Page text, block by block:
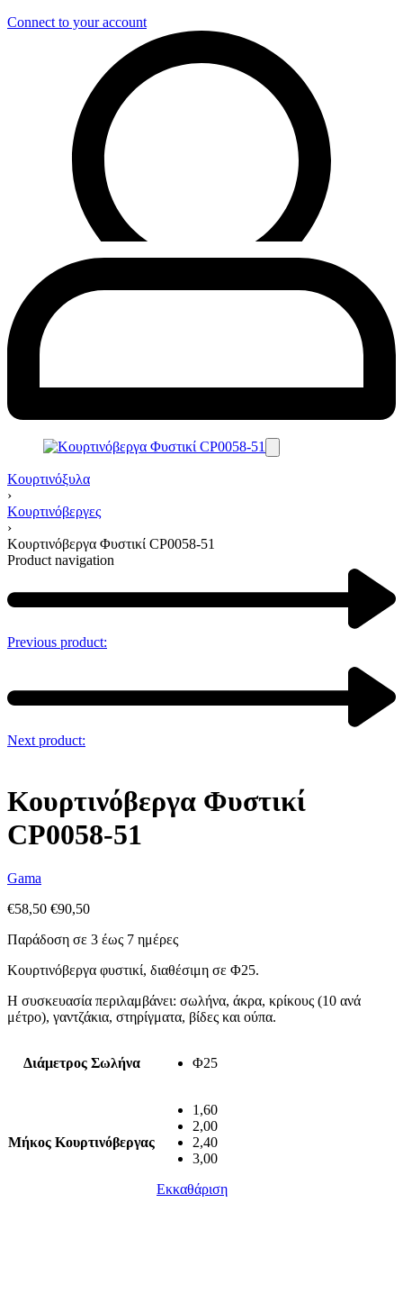
Connect to your account
Κουρτινόξυλα
›
Κουρτινόβεργες
›
Κουρτινόβεργα Φυστικί CP0058-51
Product navigation
Previous product:
Next product:
Κουρτινόβεργα Φυστικί
CP0058-51
Gama
€58,50 €90,50
Παράδοση σε 3 έως 7 ημέρες
Κουρτινόβεργα φυστικί, διαθέσιμη σε Φ25.
Η συσκευασία περιλαμβάνει: σωλήνα, άκρα, κρίκους (10 ανά
μέτρο), γαντζάκια, στηρίγματα, βίδες και ούπα.
Διάμετρος Σωλήνα Φ25
Μήκος Κουρτινόβεργας
1,60
2,00
2,40
3,00
Εκκαθάριση